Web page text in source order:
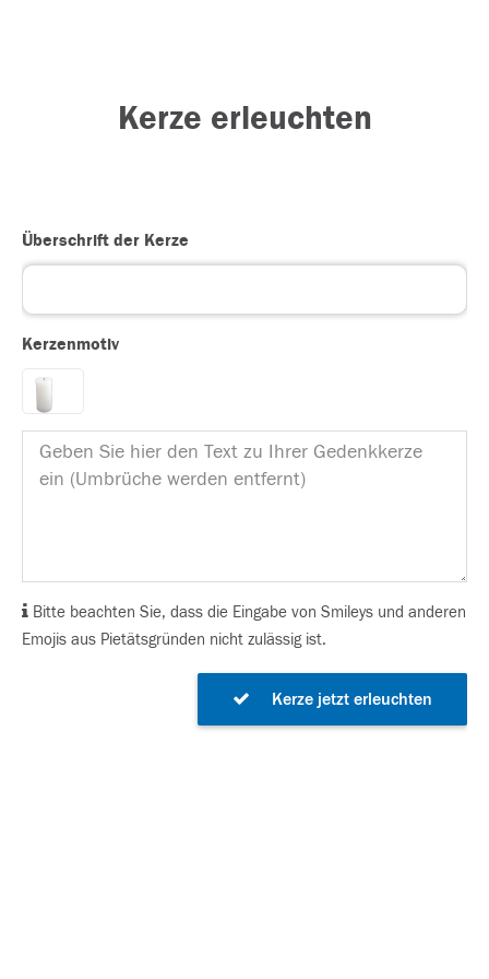
Kerze erleuchten
Überschrift der Kerze
Kerzenmotiv
Bitte beachten Sie, dass die Eingabe von Smileys und anderen
Emojis aus Pietätsgründen nicht zulässig ist.
Kerze jetzt erleuchten